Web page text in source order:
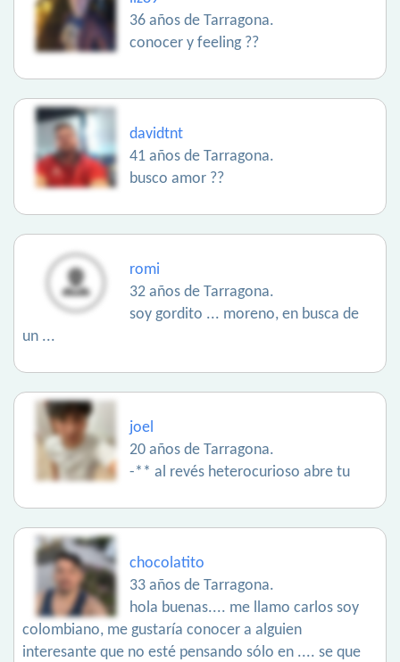
36 años de Tarragona.
conocer y feeling ??
davidtnt
41 años de Tarragona.
busco amor ??
romi
32 años de Tarragona.
soy gordito ... moreno, en busca de
un ...
joel
20 años de Tarragona.
-** al revés heterocurioso abre tu
chocolatito
33 años de Tarragona.
hola buenas.... me llamo carlos soy
colombiano, me gustaría conocer a alguien
interesante que no esté pensando sólo en .... se que